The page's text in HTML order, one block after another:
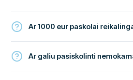
Ar 1000 eur paskolai
Ar galiu pasiskolinti